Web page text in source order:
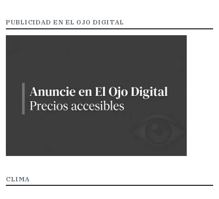
PUBLICIDAD EN EL OJO DIGITAL
CLIMA